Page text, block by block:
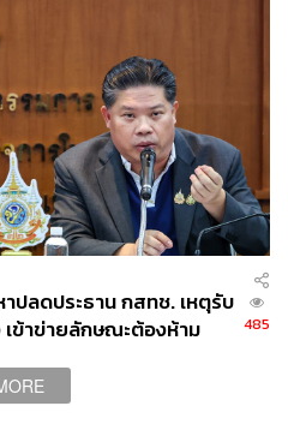
Orchestra
ปลดประธาน กสทช. เหตุรับ
ข้าข่ายลักษณะต้องห้าม
485